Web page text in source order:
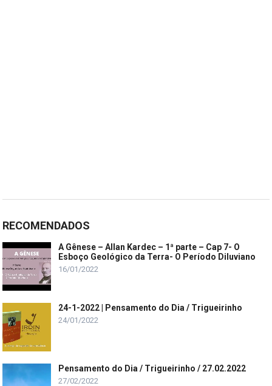
RECOMENDADOS
A Gênese – Allan Kardec – 1ª parte – Cap 7- O
Esboço Geológico da Terra- O Período Diluviano
16/01/2022
24-1-2022 | Pensamento do Dia / Trigueirinho
24/01/2022
Pensamento do Dia / Trigueirinho / 27.02.2022
27/02/2022